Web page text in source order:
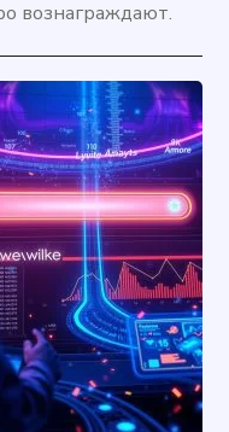
вознаграждают.